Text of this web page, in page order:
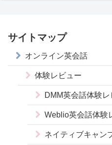
サイトマップ
オンライン英会話
体験レビュー
DMM英会話体験レ
Weblio英会話体験
ネイティブキャン